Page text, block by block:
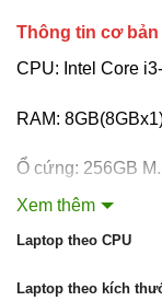
Thông tin cơ bản
CPU: Intel Core
RAM:
Ổ cứng: 256GB
Xem thêm
Laptop theo CPU
Laptop theo kích